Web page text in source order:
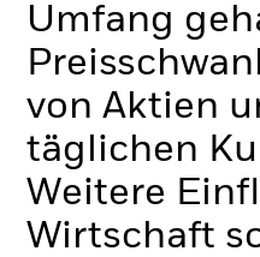
Umfang
von Aktien
täglichen
Weitere
Wirtschaft